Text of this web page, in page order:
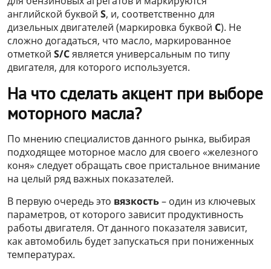
английской буквой S, и, соответственно для
дизельных двигателей (маркировка буквой С). Не
сложно догадаться, что масло, маркированное
отметкой S/Cявляется универсальным по типу
двигателя, для которого используется.
На что сделать акцент при выборе
моторного масла?
По мнению специалистов данного рынка, выбирая
подходящее моторное масло для своего «железного
коня» следует обращать свое пристальное внимание
на целый ряд важных показателей.
В первую очередь это вязкость– один из ключевых
параметров, от которого зависит продуктивность
работы двигателя. От данного показателя зависит,
как автомобиль будет запускаться при пониженных
температурах.